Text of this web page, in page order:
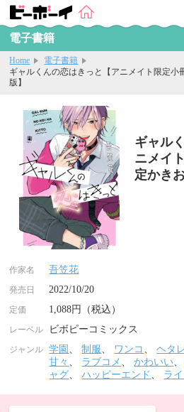
電子書籍
Home
電子書籍
ギャルくんの恋はきっと【アニメイト限定小
版】
ギャル
ニメイ
定かき
作家名 吾笠花
発売日 2022/10/20
定価 1,088円（税込）
レーベル ビボピーコミックス
ジャンル 学園 、制服、 ワンコ 、ヘタ
甘々 、 ラブコメ 、かわいい
ャグ、ハッピーエンド 、 ラ